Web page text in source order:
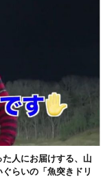
人にお届けする、山
らいの「魚突きドリ